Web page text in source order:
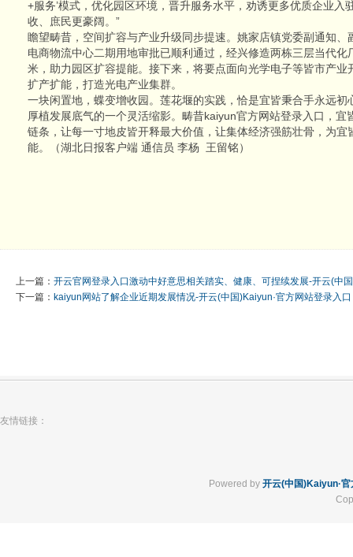
+服务’模式，优化园区环境，晋升服务水平，劝诱更多优质企业入
收、庶民更豪阔。”
瞻望畴昔，空间扩容与产业升级同步提速。姚家店镇党委副通知、
电商物流中心二期用地审批已顺利通过，经兴修造两栋三层当代
米，助力园区扩容提能。接下来，将要点面向光学电子等皆市产业
扩产扩能，打造光电产业集群。
一块闲置地，蝶变增收园。莲花堰的实践，恰是宜皆秉合手永远初
厚植发展底气的一个灵活缩影。畴昔kaiyun官方网站登录入口，宜
链条，让每一寸地皮皆开释最大价值，让集体经济强筋壮骨，为宜
能。（湖北日报客户端 通信员 李杨 王留铭）
上一篇： 开云官网登录入口激动中好意思相关踏实、健康、可捏续发展-开云(中
下一篇： kaiyun网站了解企业近期发展情况-开云(中国)Kaiyun·官方网站登录入口
友情链接：
Powered by 开云(中国)Kaiyun·